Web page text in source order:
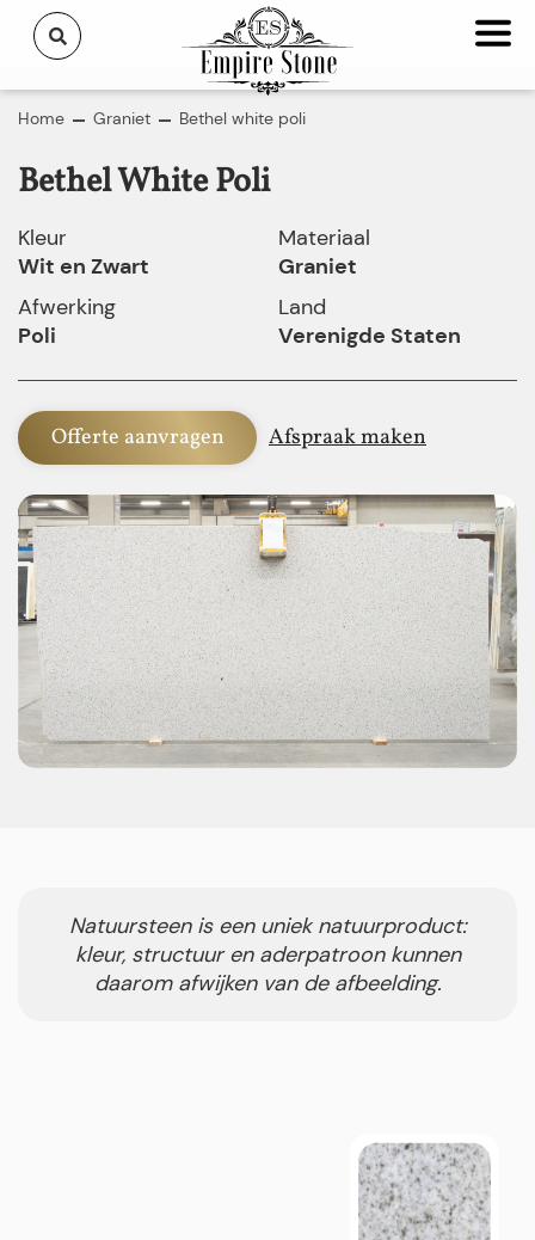
Home Graniet Bethel white poli
Bethel White Poli
Kleur
Wit en Zwart
Afwerking
Poli
Materiaal
Graniet
Land
Verenigde Staten
Offerte aanvragen Afspraak maken
Natuursteen is een uniek natuurproduct:
kleur, structuur en aderpatroon kunnen
daarom afwijken van de afbeelding.